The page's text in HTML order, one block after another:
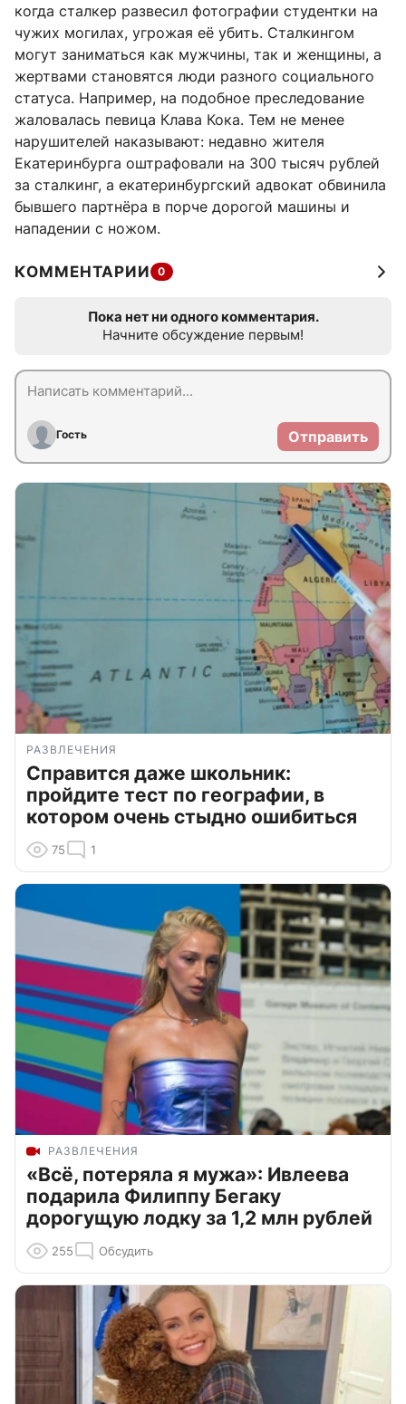
когда сталкер развесил фотографии студентки на
чужих могилах, угрожая её убить. Сталкингом
могут заниматься как мужчины, так и женщины, а
жертвами становятся люди разного социального
статуса. Например, на подобное преследование
жаловалась певица Клава Кока. Тем не менее
нарушителей наказывают: недавно жителя
Екатеринбурга оштрафовали на 300 тысяч рублей
за сталкинг, а екатеринбургский адвокат обвинила
бывшего партнёра в порче дорогой машины и
нападении с ножом.
КОММЕНТАРИИ 0
Пока нет ни одного комментария.
Начните обсуждение первым!
Гость Отправить
РАЗВЛЕЧЕНИЯ
Справится даже школьник:
пройдите тест по географии, в
котором очень стыдно ошибиться
75 1
РАЗВЛЕЧЕНИЯ
«Всё, потеряла я мужа»: Ивлеева
подарила Филиппу Бегаку
дорогущую лодку за 1,2 млн рублей
255 Обсудить